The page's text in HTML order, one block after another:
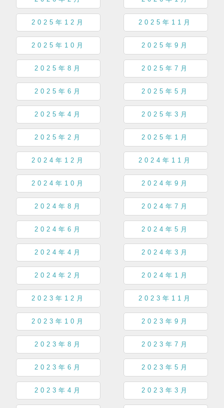
2025年12月 2025年11月
2025年10月 2025年9月
2025年8月 2025年7月
2025年6月 2025年5月
2025年4月 2025年3月
2025年2月 2025年1月
2024年12月 2024年11月
2024年10月 2024年9月
2024年8月 2024年7月
2024年6月 2024年5月
2024年4月 2024年3月
2024年2月 2024年1月
2023年12月 2023年11月
2023年10月 2023年9月
2023年8月 2023年7月
2023年6月 2023年5月
2023年4月 2023年3月